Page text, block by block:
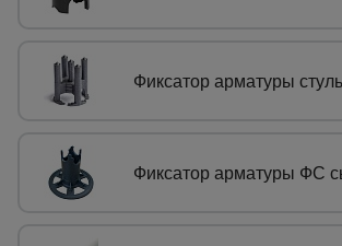
Фиксатор арматуры
Фиксатор арматуры ФС
Вибротехника